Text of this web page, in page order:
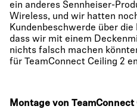
ein anderes Sennheiser-
Wireless, und wir hatten
Kundenbeschwerde über
dass wir mit einem
nichts falsch machen
für TeamConnect Ceiling 2
Montage von